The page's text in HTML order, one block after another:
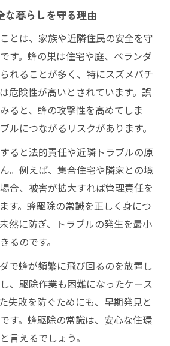
をつけたい危険な行動とは
除で増えるリスクを防ぐ方法
トラブルを避けるための対策
識違反が招く危険事例と防止策
む前に知るべき基本常識
に知るべき重要な基礎知識
める前の安全確認ポイント
識が選択ミスを防ぐ理由
要性と準備するべき道具につい
う前に理解したい生態と特徴
のコツと安全管理とは
発させないための環境改善策
識を活かした安全な管理法
油断しないポイントとコツ
しない再発防止の基本知識
な暮らしを守る理由
とは、家族や近隣住民の安全を守
す。蜂の巣は住宅や庭、ベランダ
れることが多く、特にスズメバチ
危険性が高いとされています。誤
ると、蜂の攻撃性を高めてしま
ルにつながるリスクがあります。
ると法的責任や近隣トラブルの原
。例えば、集合住宅や隣家との境
合、被害が拡大すれば管理責任を
す。蜂駆除の常識を正しく身につ
然に防ぎ、トラブルの発生を最小
るのです。
で蜂が頻繁に飛び回るのを放置し
、駆除作業も困難になったケース
失敗を防ぐためにも、早期発見と
す。蜂駆除の常識は、安心な住環
言えるでしょう。